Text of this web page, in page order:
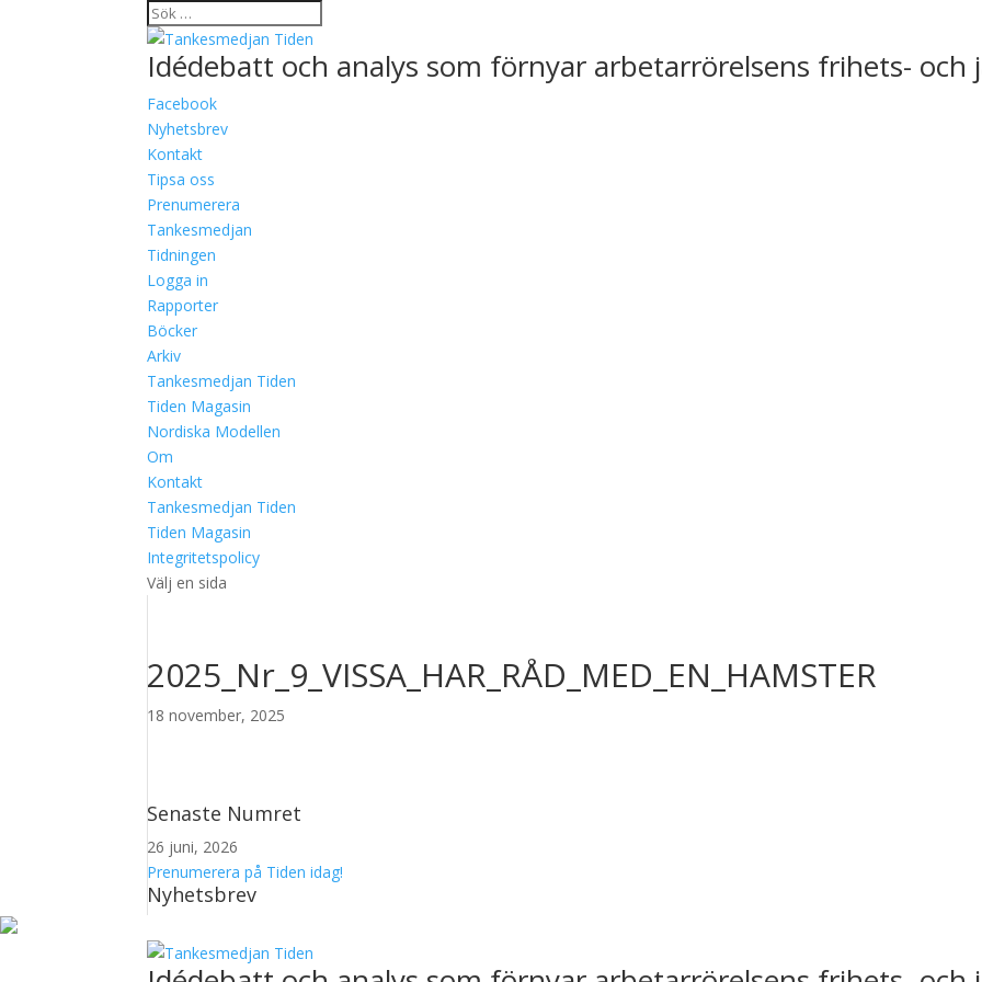
Idédebatt och analys som förnyar arbetarrörelsens frihets- och
Facebook
Nyhetsbrev
Kontakt
Tipsa oss
Prenumerera
Tankesmedjan
Tidningen
Logga in
Rapporter
Böcker
Arkiv
Tankesmedjan Tiden
Tiden Magasin
Nordiska Modellen
Om
Kontakt
Tankesmedjan Tiden
Tiden Magasin
Integritetspolicy
Välj en sida
2025_Nr_9_VISSA_HAR_RÅD_MED_EN_HAMSTER
18 november, 2025
Senaste Numret
26 juni, 2026
Prenumerera på Tiden idag!
Nyhetsbrev